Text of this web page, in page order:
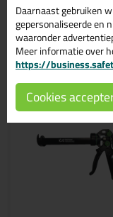
Daarnaast gebruiken
gepersonaliseerde en
waaronder
Meer informatie over
https://
Cookies